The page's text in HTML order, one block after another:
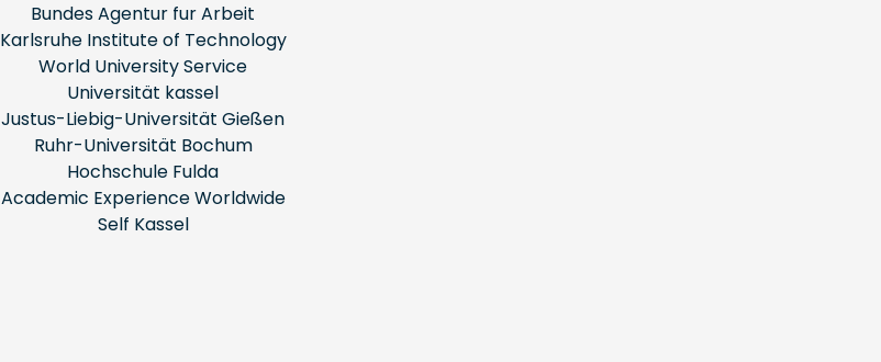
Bundes Agentur fur Arbeit
Karlsruhe Institute of Technology
World University Service
Universität kassel
Justus-Liebig-Universität Gießen
Ruhr-Universität Bochum
Hochschule Fulda
Academic Experience Worldwide
Self Kassel